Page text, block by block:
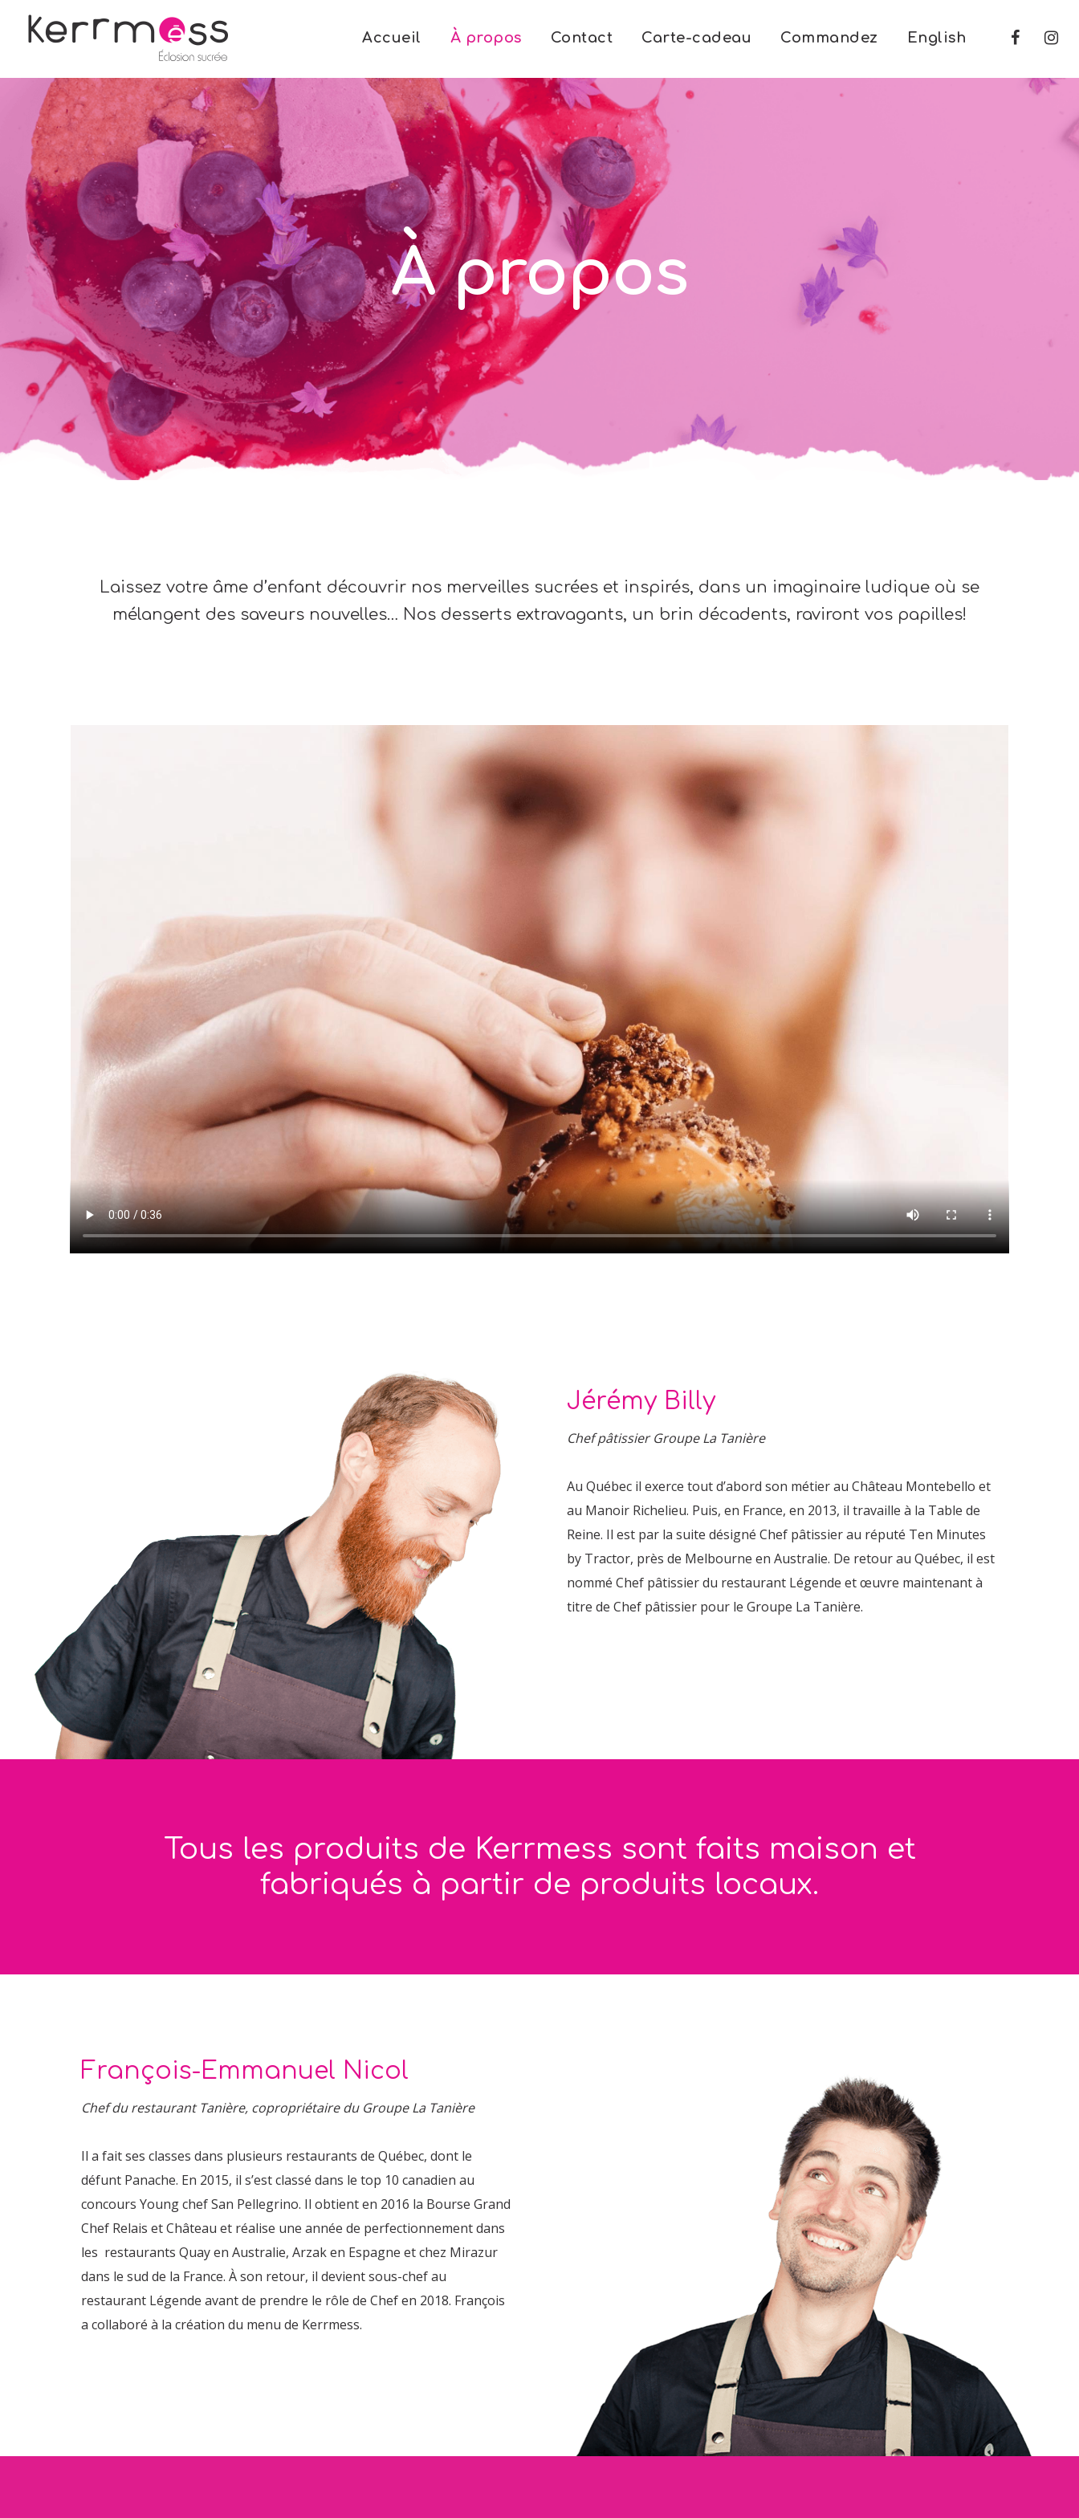
Accueil À propos Contact Carte-cadeau Commandez English
À propos
Laissez votre âme d’enfant découvrir nos merveilles sucrées et inspirés, dans un imaginaire ludique où se
mélangent des saveurs nouvelles… Nos desserts extravagants, un brin décadents, raviront vos papilles!
Jérémy Billy
Chef pâtissier Groupe La Tanière
Au Québec il exerce tout d’abord son métier au Château Montebello et
au Manoir Richelieu. Puis, en France, en 2013, il travaille à la Table de
Reine. Il est par la suite désigné Chef pâtissier au réputé Ten Minutes
by Tractor, près de Melbourne en Australie. De retour au Québec, il est
nommé Chef pâtissier du restaurant Légende et œuvre maintenant à
titre de Chef pâtissier pour le Groupe La Tanière.
Tous les produits de Kerrmess sont faits maison et
fabriqués à partir de produits locaux.
François-Emmanuel Nicol
Chef du restaurant Tanière, copropriétaire du Groupe La Tanière
Il a fait ses classes dans plusieurs restaurants de Québec, dont le
défunt Panache. En 2015, il s’est classé dans le top 10 canadien au
concours Young chef San Pellegrino. Il obtient en 2016 la Bourse Grand
Chef Relais et Château et réalise une année de perfectionnement dans
les restaurants Quay en Australie, Arzak en Espagne et chez Mirazur
dans le sud de la France. À son retour, il devient sous-chef au
restaurant Légende avant de prendre le rôle de Chef en 2018. François
a collaboré à la création du menu de Kerrmess.